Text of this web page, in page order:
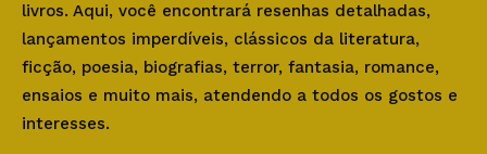
livros. Aqui, você encontrará resenhas detalhadas,
lançamentos imperdíveis, clássicos da literatura,
ficção, poesia, biografias, terror, fantasia, romance,
ensaios e muito mais, atendendo a todos os gostos e
interesses.